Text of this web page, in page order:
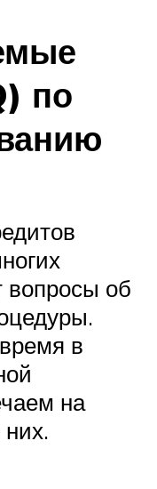
по
вопросы об
в
на